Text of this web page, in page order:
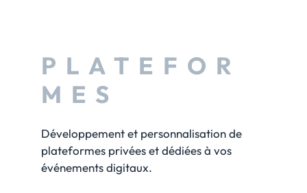
PLATEFOR
MES
Développement et personnalisation de
plateformes privées et dédiées à vos
événements digitaux.